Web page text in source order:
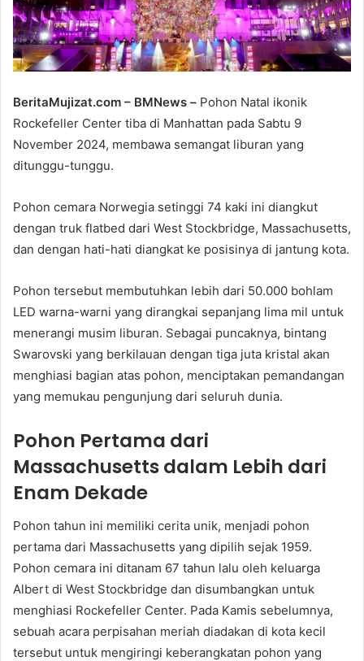
l
BeritaMujizat.com – BMNews – Pohon Natal ikonik
Rockefeller Center tiba di Manhattan pada Sabtu 9
November 2024, membawa semangat liburan yang
ditunggu-tunggu.
Pohon cemara Norwegia setinggi 74 kaki ini diangkut
dengan truk flatbed dari West Stockbridge, Massachusetts,
dan dengan hati-hati diangkat ke posisinya di jantung kota.
Pohon tersebut membutuhkan lebih dari 50.000 bohlam
LED warna-warni yang dirangkai sepanjang lima mil untuk
menerangi musim liburan. Sebagai puncaknya, bintang
Swarovski yang berkilauan dengan tiga juta kristal akan
menghiasi bagian atas pohon, menciptakan pemandangan
yang memukau pengunjung dari seluruh dunia.
Pohon Pertama dari
Massachusetts dalam Lebih dari
Enam Dekade
Pohon tahun ini memiliki cerita unik, menjadi pohon
pertama dari Massachusetts yang dipilih sejak 1959.
Pohon cemara ini ditanam 67 tahun lalu oleh keluarga
Albert di West Stockbridge dan disumbangkan untuk
menghiasi Rockefeller Center. Pada Kamis sebelumnya,
sebuah acara perpisahan meriah diadakan di kota kecil
tersebut untuk mengiringi keberangkatan pohon yang